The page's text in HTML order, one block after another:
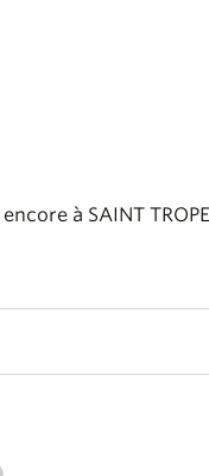
à SAINT